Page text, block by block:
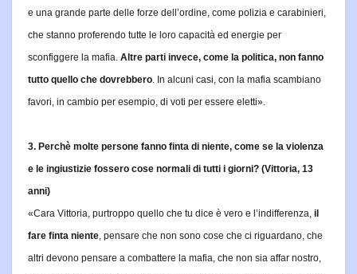
e una grande parte delle forze dell’ordine, come polizia e carabinieri,
che stanno proferendo tutte le loro capacità ed energie per
sconfiggere la mafia. Altre parti invece, come la politica, non fanno
tutto quello che dovrebbero. In alcuni casi, con la mafia scambiano
favori, in cambio per esempio, di voti per essere eletti».
3. Perchè molte persone fanno finta di niente, come se la violenza
e le ingiustizie fossero cose normali di tutti i giorni? (Vittoria, 13
anni)
«Cara Vittoria, purtroppo quello che tu dice è vero e l’indifferenza, il
fare finta niente, pensare che non sono cose che ci riguardano, che
altri devono pensare a combattere la mafia, che non sia affar nostro,